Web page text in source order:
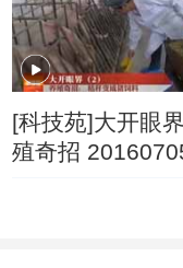
[科技苑]大开眼
殖奇招